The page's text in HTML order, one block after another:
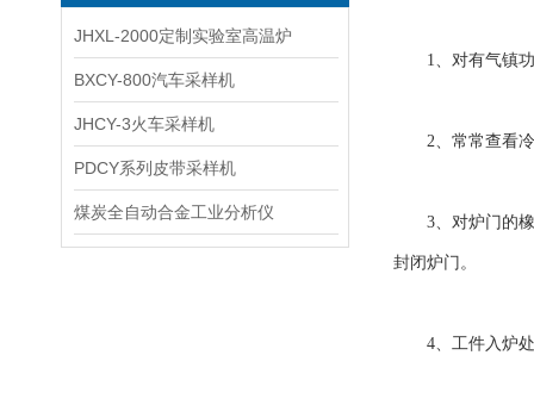
JHXL-2000定制实验室高温炉
BXCY-800汽车采样机
JHCY-3火车采样机
PDCY系列皮带采样机
煤炭全自动合金工业分析仪
1、对有气镇功
2、常常查看冷
3、对炉门的橡
封闭炉门。
4、工件入炉处